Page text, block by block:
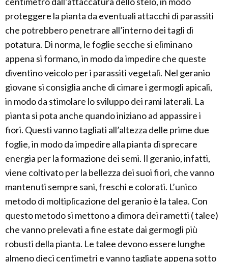
proteggere la pianta da eventuali attacchi di parassiti
che potrebbero penetrare all’interno dei tagli di
potatura. Di norma, le foglie secche si eliminano
appena si formano, in modo da impedire che queste
diventino veicolo per i parassiti vegetali. Nel geranio
giovane si consiglia anche di cimare i germogli apicali,
in modo da stimolare lo sviluppo dei rami laterali. La
pianta si pota anche quando iniziano ad appassire i
fiori. Questi vanno tagliati all’altezza delle prime due
foglie, in modo da impedire alla pianta di sprecare
energia per la formazione dei semi. Il geranio, infatti,
viene coltivato per la bellezza dei suoi fiori, che vanno
mantenuti sempre sani, freschi e colorati. L’unico
metodo di moltiplicazione del geranio è la talea. Con
questo metodo si mettono a dimora dei rametti ( talee)
che vanno prelevati a fine estate dai germogli più
robusti della pianta. Le talee devono essere lunghe
almeno dieci centimetri e vanno tagliate appena sotto